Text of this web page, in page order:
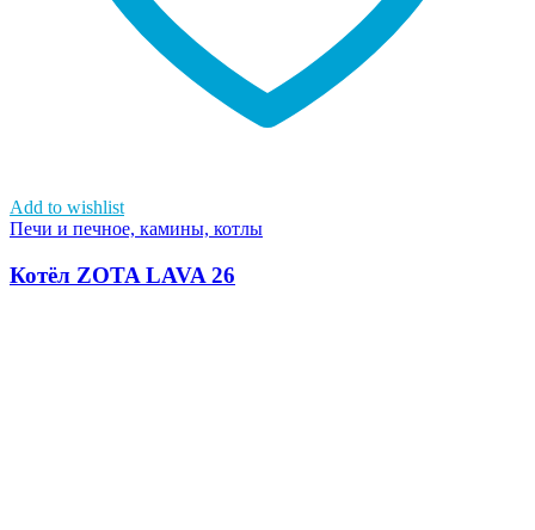
Add to wishlist
Печи и печное, камины, котлы
Котёл ZOTA LAVA 26